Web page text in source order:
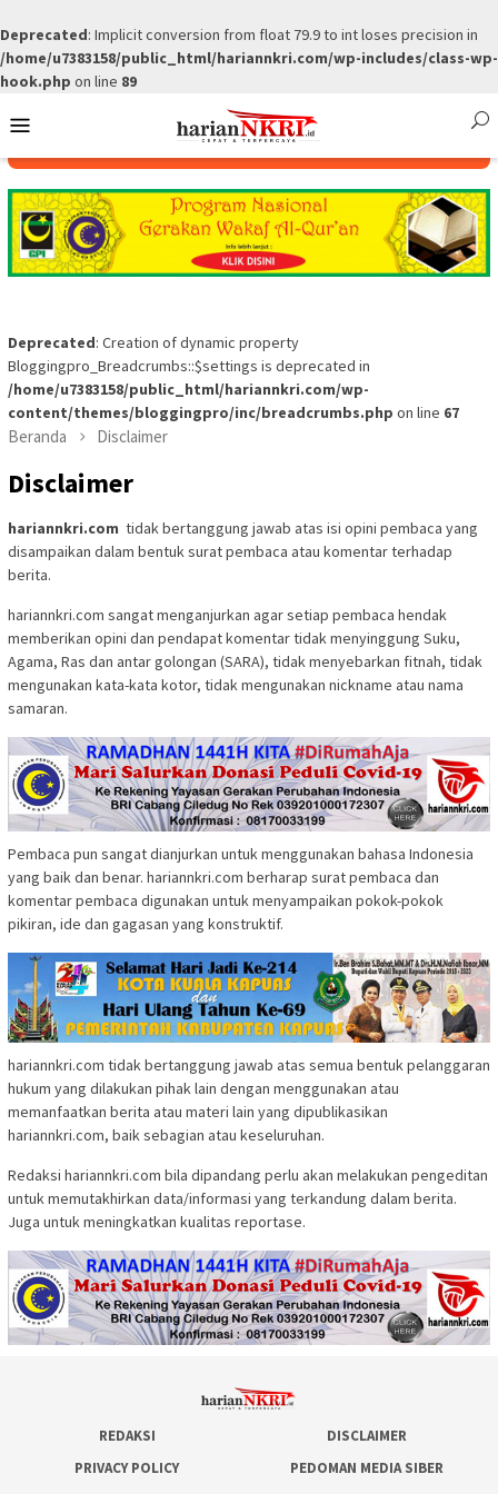
Deprecated: Implicit conversion from float 79.9 to int loses precision in
/home/u7383158/public_html/hariannkri.com/wp-includes/class-wp-
hook.php on line 89
to
Menu
Deprecated: Creation of dynamic property
Bloggingpro_Breadcrumbs::$settings is deprecated in
/home/u7383158/public_html/hariannkri.com/wp-
content/themes/bloggingpro/inc/breadcrumbs.php on line 67
Beranda Disclaimer
Disclaimer
hariannkri.com tidak bertanggung jawab atas isi opini pembaca yang
disampaikan dalam bentuk surat pembaca atau komentar terhadap
berita.
hariannkri.com sangat menganjurkan agar setiap pembaca hendak
memberikan opini dan pendapat komentar tidak menyinggung Suku,
Agama, Ras dan antar golongan (SARA), tidak menyebarkan fitnah, tidak
mengunakan kata-kata kotor, tidak mengunakan nickname atau nama
samaran.
Pembaca pun sangat dianjurkan untuk menggunakan bahasa Indonesia
yang baik dan benar. hariannkri.com berharap surat pembaca dan
komentar pembaca digunakan untuk menyampaikan pokok-pokok
pikiran, ide dan gagasan yang konstruktif.
hariannkri.com tidak bertanggung jawab atas semua bentuk pelanggaran
hukum yang dilakukan pihak lain dengan menggunakan atau
memanfaatkan berita atau materi lain yang dipublikasikan
hariannkri.com, baik sebagian atau keseluruhan.
Redaksi hariannkri.com bila dipandang perlu akan melakukan pengeditan
untuk memutakhirkan data/informasi yang terkandung dalam berita.
Juga untuk meningkatkan kualitas reportase.
REDAKSI
DISCLAIMER
PRIVACY POLICY
PEDOMAN MEDIA SIBER